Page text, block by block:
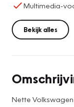
Multimedia-
Bekijk alles
Nette Volkswagen